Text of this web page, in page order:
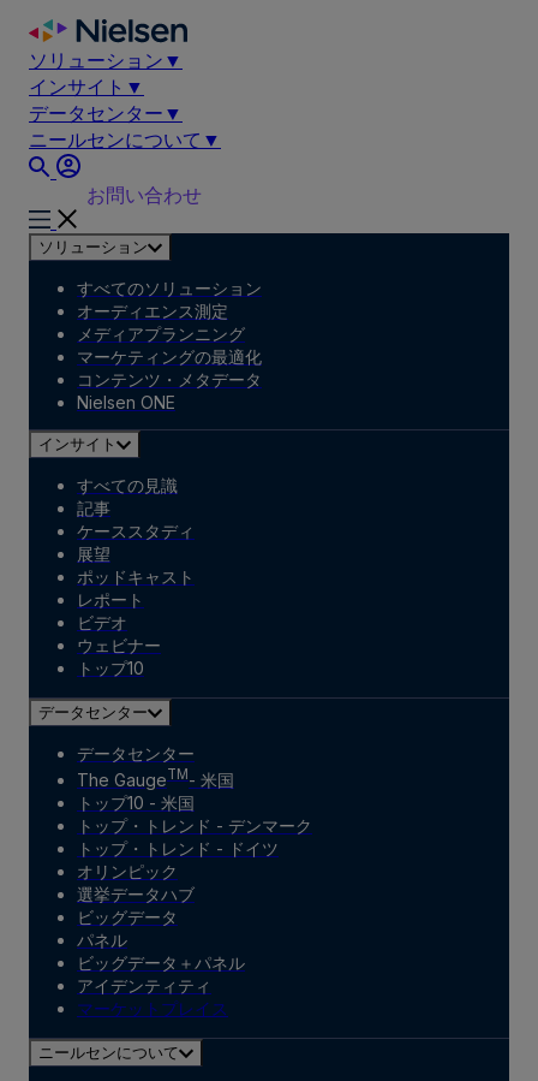
Skip
content
ソリューション ▼
インサイト ▼
データセンター ▼
ニールセンについて ▼
お問い合わせ
ソリューション
すべてのソリューション
オーディエンス測定
メディアプランニング
マーケティングの最適化
コンテンツ・メタデータ
Nielsen ONE
インサイト
すべての見識
記事
ケーススタディ
展望
ポッドキャスト
レポート
ビデオ
ウェビナー
トップ10
データセンター
データセンター
The GaugeTM - 米国
トップ10 - 米国
トップ・トレンド - デンマーク
トップ・トレンド - ドイツ
オリンピック
選挙データハブ
ビッグデータ
パネル
ビッグデータ＋パネル
アイデンティティ
マーケットプレイス
ニールセンについて